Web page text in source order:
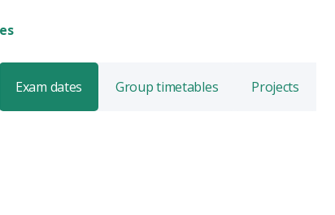
Exam dates Group timetables Projects